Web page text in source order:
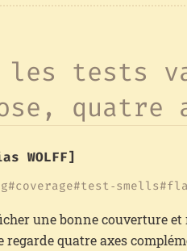
les tests
quatre
WOLFF]
coverage test‑smells
une bonne couverture
regarde quatre axes